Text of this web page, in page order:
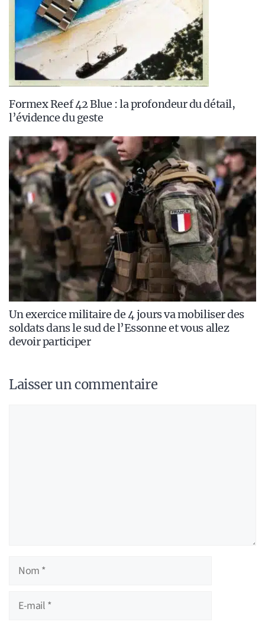
Formex Reef 42 Blue : la profondeur du détail,
l’évidence du geste
Un exercice militaire de 4 jours va mobiliser des
soldats dans le sud de l’Essonne et vous allez
devoir participer
Laisser un commentaire
Nom